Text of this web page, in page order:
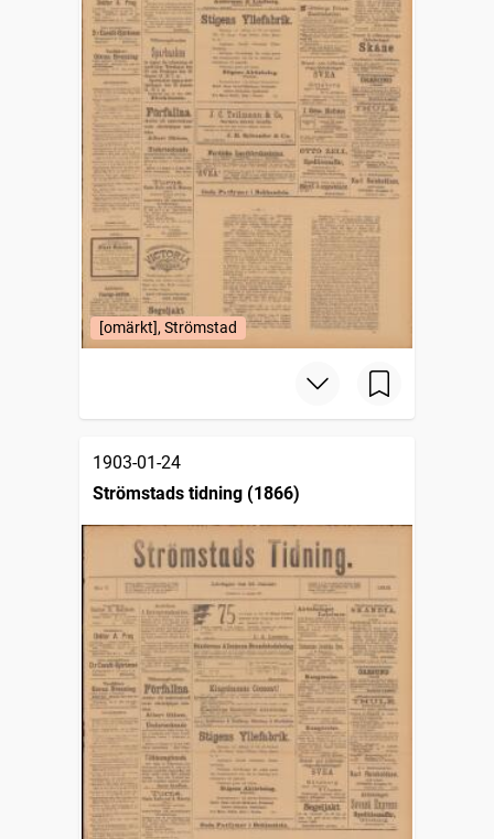
[omärkt], Strömstad
1903-01-24
Strömstads tidning (1866)